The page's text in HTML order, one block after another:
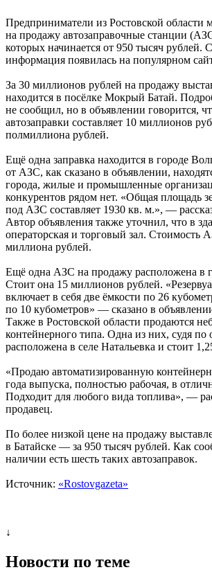
Предприниматели из Ростовской области
на продажу автозаправочные станции
которых начинается от 950 тысяч рублей.
информация появилась на популярном
За 30 миллионов рублей на продажу
находится в посёлке Мокрый Батай.
не сообщил, но в объявлении говорится,
автозаправки составляет 10 миллионов
полмиллиона рублей.
Ещё одна заправка находится в городе
от АЗС, как сказано в объявлении,
города, жилые и промышленные
конкурентов рядом нет. «Общая площадь
под АЗС составляет 1930 кв. м.», —
Автор объявления также уточнил, что в
операторская и торговый зал. Стоимость
миллиона рублей.
Ещё одна АЗС на продажу расположена в
Стоит она 15 миллионов рублей.
включает в себя две ёмкости по 26
по 10 кубометров» — сказано в
Также в Ростовской области продаются
контейнерного типа. Одна из них, судя по
расположена в селе Натальевка и стоит
«Продаю автоматизированную
года выпуска, полностью рабочая, в
Подходит для любого вида топлива», —
продавец.
По более низкой цене на продажу
в Батайске — за 950 тысяч рублей. Как
наличии есть шесть таких автозаправок.
Источник: «Rostovgazeta»
↓
Новости по теме